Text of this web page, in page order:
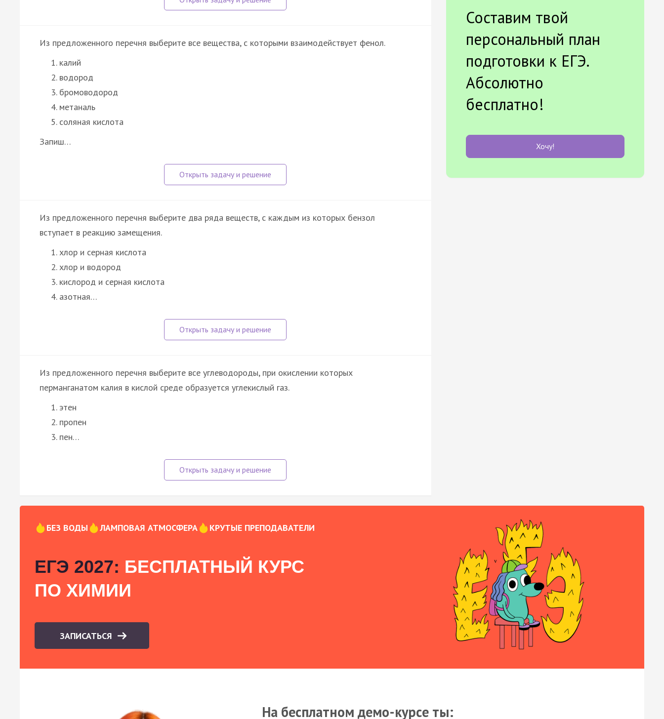
Из предложенного перечня выберите все вещества, с которыми взаимодействует фенол.
калий
водород
бромоводород
метаналь
соляная кислота
Запиш…
Из предложенного перечня выберите два ряда веществ, с каждым из которых бензол
вступает в реакцию замещения.
хлор и серная кислота
хлор и водород
кислород и серная кислота
азотная…
Из предложенного перечня выберите все углеводороды, при окислении которых
перманганатом калия в кислой среде образуется углекислый газ.
этен
пропен
пен…
Составим твой
персональный план
подготовки к ЕГЭ.
Абсолютно
бесплатно!
Хочу!
БЕЗ ВОДЫ ЛАМПОВАЯ АТМОСФЕРА КРУТЫЕ ПРЕПОДАВАТЕЛИ
ЕГЭ 2027: БЕСПЛАТНЫЙ КУРС
ПО ХИМИИ
ЗАПИСАТЬСЯ
На бесплатном демо-курсе ты: